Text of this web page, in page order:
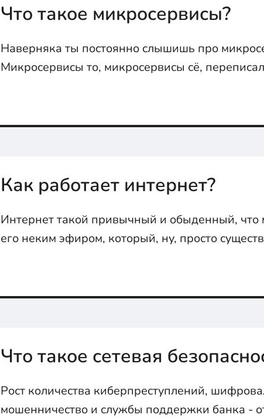
Что такое микросервисы?
Наверняка ты постоянно слышишь про
Микросервисы то, микросервисы сё,
Как работает интернет?
Интернет такой привычный и обыденный, что
его неким эфиром, который, ну, просто
Что такое сетевая
Рост количества киберпреступлений,
мошенничество и службы поддержки банка -